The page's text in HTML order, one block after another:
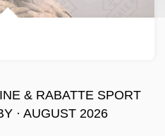
& RABATTE SPORT
· AUGUST 2026